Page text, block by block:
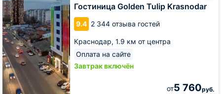
Гостиница Golden Tulip Krasnodar
9.4 2 344 отзыва гостей
Краснодар, 1.9 км от центра
Оплата на сайте
Завтрак включён
от5 760руб.
Tulip
Krasnodar